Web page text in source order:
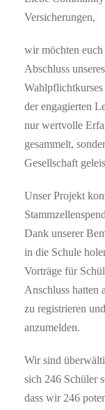
Versicherungen,
wir möchten
Abschluss
der engagierten
nur wertvolle
gesammelt,
Gesellschaft
Unser Projekt
Dank unserer
in die Schule
Vorträge für
Anschluss
zu registrieren
anzumelden.
Wir sind
sich 246 Schüler
dass wir 246